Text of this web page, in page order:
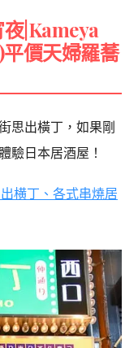
|Kameya
價天婦羅蕎
思出橫丁，如果剛
驗日本居酒屋！
横丁、各式串燒居